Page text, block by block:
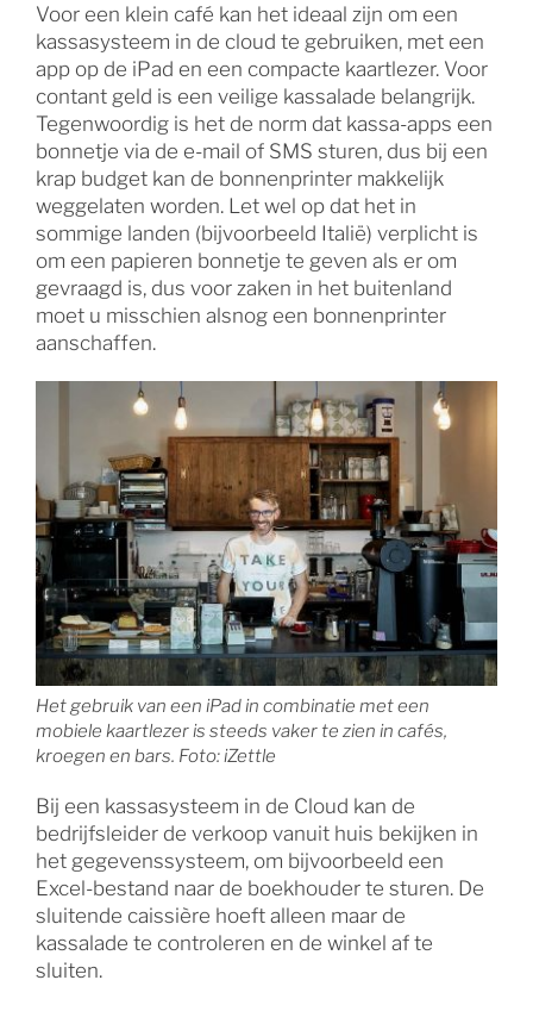
Voor een klein café kan het ideaal zijn om een
kassasysteem in de cloud te gebruiken, met een
app op de iPad en een compacte kaartlezer. Voor
contant geld is een veilige kassalade belangrijk.
Tegenwoordig is het de norm dat kassa-apps een
bonnetje via de e-mail of SMS sturen, dus bij een
krap budget kan de bonnenprinter makkelijk
weggelaten worden. Let wel op dat het in
sommige landen (bijvoorbeeld Italië) verplicht is
om een papieren bonnetje te geven als er om
gevraagd is, dus voor zaken in het buitenland
moet u misschien alsnog een bonnenprinter
aanschaffen.
Het gebruik van een iPad in combinatie met een
mobiele kaartlezer is steeds vaker te zien in cafés,
kroegen en bars. Foto: iZettle
Bij een kassasysteem in de Cloud kan de
bedrijfsleider de verkoop vanuit huis bekijken in
het gegevenssysteem, om bijvoorbeeld een
Excel-bestand naar de boekhouder te sturen. De
sluitende caissière hoeft alleen maar de
kassalade te controleren en de winkel af te
sluiten.